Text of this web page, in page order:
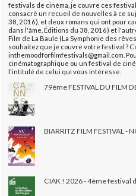
festivals de cinéma, je couvre ces
consacré un recueil de nouvelles à ce
38, 2016), et deux romans qui ont pour
dans l'âme, Éditions du 38, 2016) et
Film de La Baule (La Symphonie des
souhaitez que je couvre votre festival ?
inthemoodforfilmfestivals@gmail.com.
cinématographique ou un festival de
l'intitulé de celui qui vous intéresse.
79ème FESTIVAL DU FILM
BIARRITZ FILM FESTIVAL -
CIAK ! 2026 - 4ème festival